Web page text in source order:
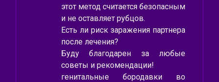
этот метод считается безопасным
и не оставляет рубцов.
Есть ли риск заражения партнера
после лечения?
Буду благодарен за любые
советы и рекомендации!
генитальные бородавки во